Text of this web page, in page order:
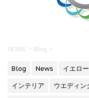
HOME > Blog >
Blog News イエロ
インテリア
ウエディン